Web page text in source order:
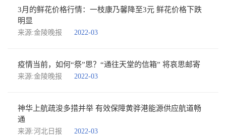
3月的鲜花价格行情：一枝康乃馨降至3元 鲜花价格下跌
明显
来源:金陵晚报 2022-03
疫情当前，如何“祭”思？“通往天堂的信箱” 将哀思邮寄
来源:金陵晚报 2022-03
神华上航疏浚多措并举 有效保障黄骅港能源供应航道畅
通
来源:河北日报 2022-03